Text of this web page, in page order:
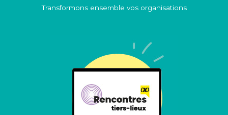
Transformons ensemble vos organisations